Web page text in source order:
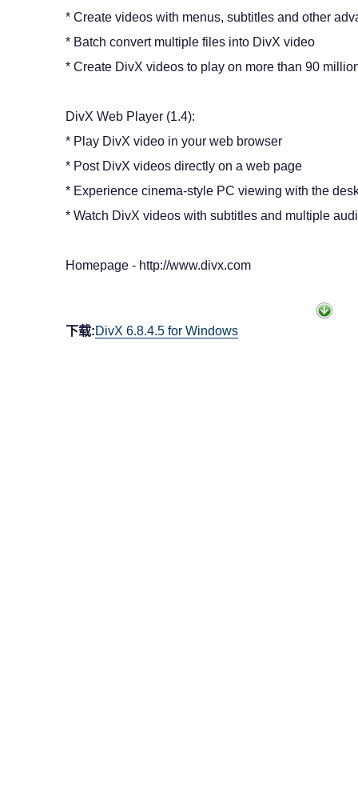
* Create videos with menus, subtitles and other
* Batch convert multiple files into DivX video
* Create DivX videos to play on more than 90
DivX Web Player (1.4):
* Play DivX video in your web browser
* Post DivX videos directly on a web page
* Experience cinema-style PC viewing with the
* Watch DivX videos with subtitles and multiple
Homepage - http://www.divx.com
下载:DivX 6.8.4.5 for Windows